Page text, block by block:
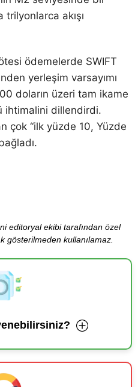
akışı
ödemelerde SWIFT
yerleşim varsayımı
doların üzeri tam ikame
ihtimalini dillendirdi.
çok “ilk yüzde 10, Yüzde
editoryal ekibi tarafından özel
gösterilmeden kullanılamaz.